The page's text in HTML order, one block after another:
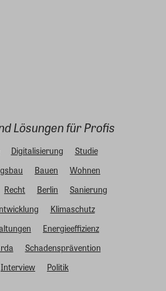
Lösungen für Profis
Digitalisierung
Studie
Bauen
Wohnen
Recht Berlin
Sanierung
Klimaschutz
Energieeffizienz
Schadensprävention
Interview
Politik